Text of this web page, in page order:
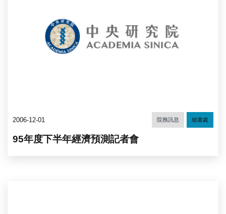
2006-12-01 院務訊息 秘書處
95年度下半年經濟預測記者會